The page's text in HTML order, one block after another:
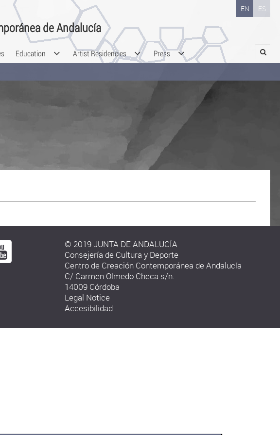
ES
EN
de Andalucía
Education Artist Residencies Press Search
© 2019 JUNTA DE ANDALUCÍA
Consejería de Cultura y Deporte
Centro de Creación Contemporánea de Andalucía
C/ Carmen Olmedo Checa s/n.
14009 Córdoba
Legal Notice
Accesibilidad